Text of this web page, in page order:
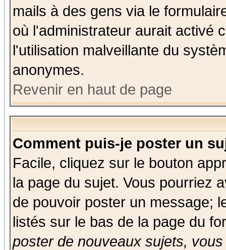
mails à des gens via le
où l'administrateur aurait activé
l'utilisation malveillante du
anonymes.
Revenir en haut de page
Comment puis-je poster un
Facile, cliquez sur le bouton
la page du sujet. Vous pourriez
de pouvoir poster un message;
listés sur le bas de la page du
poster de nouveaux sujets,